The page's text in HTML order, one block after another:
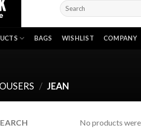
Search
for:
BAGS WISHLIST COMPANY
/ JEAN
No products